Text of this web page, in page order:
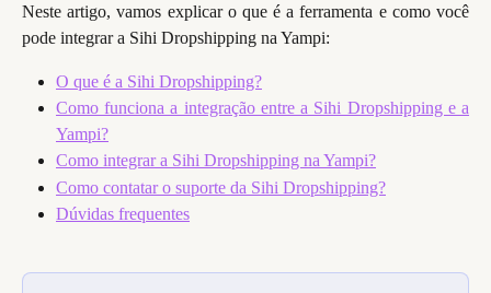
Neste artigo, vamos explicar o que é a ferramenta e como você
pode integrar a Sihi Dropshipping na Yampi:
O que é a Sihi Dropshipping?
Como funciona a integração entre a Sihi Dropshipping e a
Yampi?
Como integrar a Sihi Dropshipping na Yampi?
Como contatar o suporte da Sihi Dropshipping?
Dúvidas frequentes